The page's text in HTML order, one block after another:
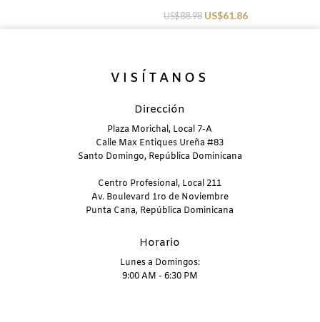
US$88.98 US$61.86
VISÍTANOS
Dirección
Plaza Morichal, Local 7-A
Calle Max Entiques Ureña #83
Santo Domingo, República Dominicana
Centro Profesional, Local 211
Av. Boulevard 1ro de Noviembre
Punta Cana, República Dominicana
Horario
Lunes a Domingos:
9:00 AM - 6:30 PM